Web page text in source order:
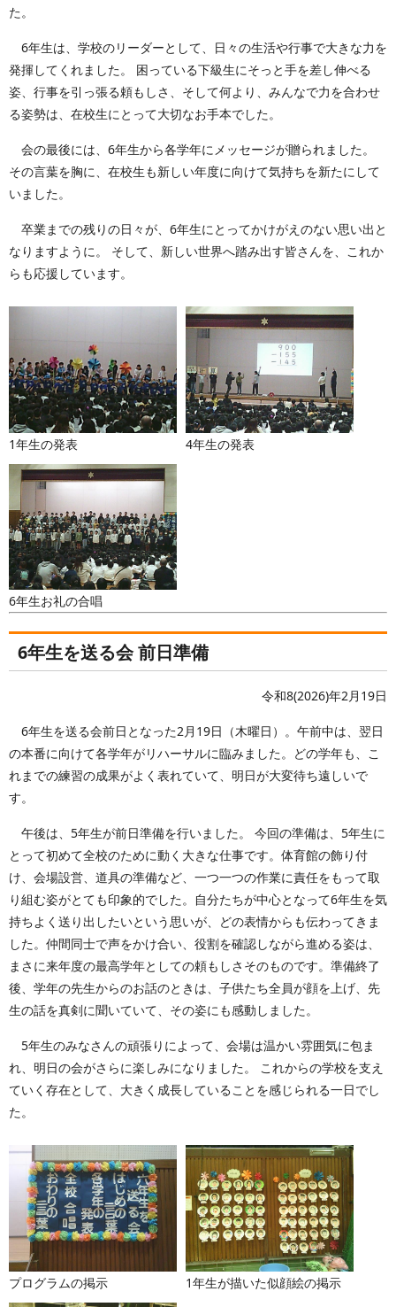
た。
6年生は、学校のリーダーとして、日々の生活や行事で大きな力を
発揮してくれました。 困っている下級生にそっと手を差し伸べる
姿、行事を引っ張る頼もしさ、そして何より、みんなで力を合わせ
る姿勢は、在校生にとって大切なお手本でした。
会の最後には、6年生から各学年にメッセージが贈られました。
その言葉を胸に、在校生も新しい年度に向けて気持ちを新たにして
いました。
卒業までの残りの日々が、6年生にとってかけがえのない思い出と
なりますように。 そして、新しい世界へ踏み出す皆さんを、これか
らも応援しています。
1年生の発表 4年生の発表
6年生お礼の合唱
6年生を送る会 前日準備
令和8(2026)年2月19日
6年生を送る会前日となった2月19日（木曜日）。午前中は、翌日
の本番に向けて各学年がリハーサルに臨みました。どの学年も、こ
れまでの練習の成果がよく表れていて、明日が大変待ち遠しいで
す。
午後は、5年生が前日準備を行いました。 今回の準備は、5年生に
とって初めて全校のために動く大きな仕事です。体育館の飾り付
け、会場設営、道具の準備など、一つ一つの作業に責任をもって取
り組む姿がとても印象的でした。自分たちが中心となって6年生を気
持ちよく送り出したいという思いが、どの表情からも伝わってきま
した。仲間同士で声をかけ合い、役割を確認しながら進める姿は、
まさに来年度の最高学年としての頼もしさそのものです。準備終了
後、学年の先生からのお話のときは、子供たち全員が顔を上げ、先
生の話を真剣に聞いていて、その姿にも感動しました。
5年生のみなさんの頑張りによって、会場は温かい雰囲気に包ま
れ、明日の会がさらに楽しみになりました。 これからの学校を支え
ていく存在として、大きく成長していることを感じられる一日でし
た。
プログラムの掲示 1年生が描いた似顔絵の掲示